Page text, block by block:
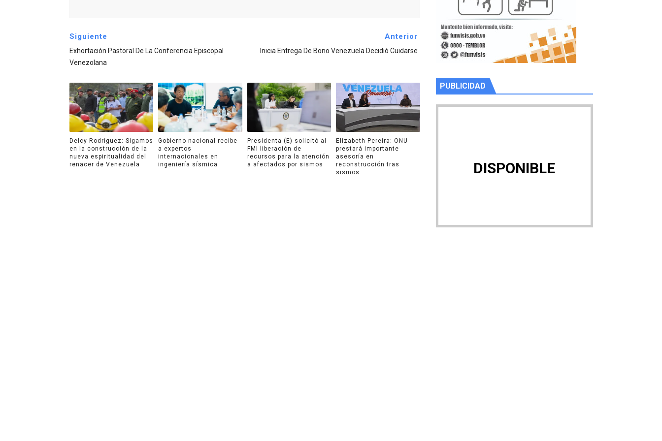
Siguiente
Exhortación Pastoral De La Conferencia Episcopal
Venezolana
Anterior
Inicia Entrega De Bono Venezuela Decidió Cuidarse
Delcy Rodríguez: Sigamos
en la construcción de la
nueva espiritualidad del
renacer de Venezuela
Gobierno nacional recibe
a expertos
internacionales en
ingeniería sísmica
Presidenta (E) solicitó al
FMI liberación de
recursos para la atención
a afectados por sismos
Elizabeth Pereira: ONU
prestará importante
asesoría en
reconstrucción tras
sismos
PUBLICIDAD
DISPONIBLE